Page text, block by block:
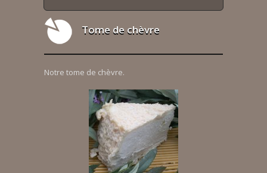
Tome de chèvre
Notre tome de chèvre.